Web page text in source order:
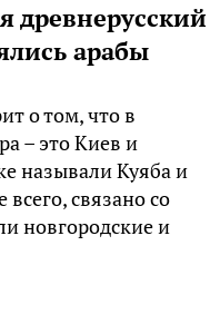
древнерусский
арабы
о том, что в
– это Киев и
называли Куяба и
связано со
новгородские и